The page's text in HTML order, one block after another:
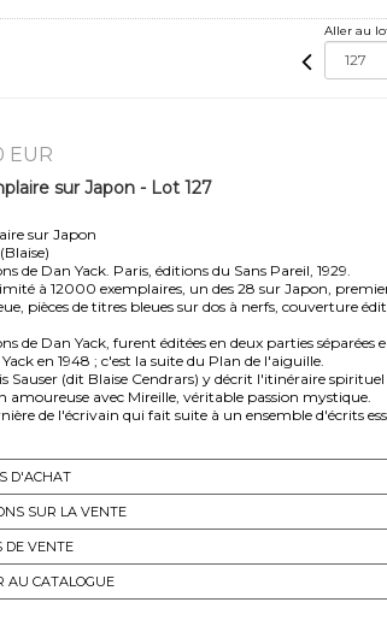
Aller au
EUR
sur Japon - Lot 127
sur Japon
de Dan Yack. Paris, éditions du Sans Pareil, 1929.
à 12000 exemplaires, un des 28 sur Japon,
pièces de titres bleues sur dos à nerfs, couverture
de Dan Yack, furent éditées en deux parties séparées
en 1948 ; c'est la suite du Plan de l'aiguille.
Sauser (dit Blaise Cendrars) y décrit l'itinéraire
amoureuse avec Mireille, véritable passion mystique.
de l'écrivain qui fait suite à un ensemble d'écrits
D'ACHAT
SUR LA VENTE
DE VENTE
AU CATALOGUE